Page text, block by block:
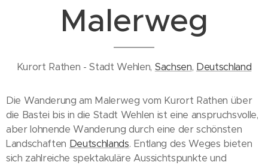
Malerweg
Kurort Rathen - Stadt Wehlen, Sachsen, Deutschland
Die Wanderung am Malerweg vom Kurort Rathen über
die Bastei bis in die Stadt Wehlen ist eine anspruchsvolle,
aber lohnende Wanderung durch eine der schönsten
Landschaften Deutschlands. Entlang des Weges bieten
sich zahlreiche spektakuläre Aussichtspunkte und